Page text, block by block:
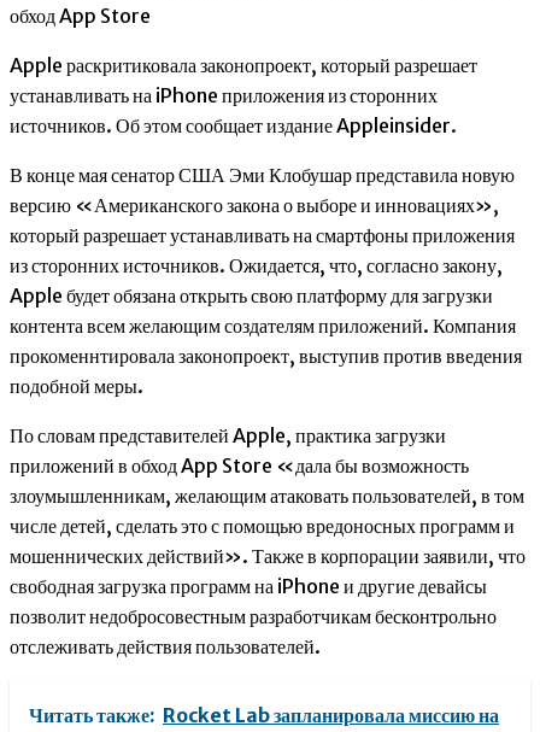
обход App Store
Apple раскритиковала законопроект, который разрешает
устанавливать на iPhone приложения из сторонних
источников. Об этом сообщает издание Appleinsider.
В конце мая сенатор США Эми Клобушар представила новую
версию «Американского закона о выборе и инновациях»,
который разрешает устанавливать на смартфоны приложения
из сторонних источников. Ожидается, что, согласно закону,
Apple будет обязана открыть свою платформу для загрузки
контента всем желающим создателям приложений. Компания
прокоменнтировала законопроект, выступив против введения
подобной меры.
По словам представителей Apple, практика загрузки
приложений в обход App Store «дала бы возможность
злоумышленникам, желающим атаковать пользователей, в том
числе детей, сделать это с помощью вредоносных программ и
мошеннических действий». Также в корпорации заявили, что
свободная загрузка программ на iPhone и другие девайсы
позволит недобросовестным разработчикам бесконтрольно
отслеживать действия пользователей.
Читать также: Rocket Lab запланировала миссию на